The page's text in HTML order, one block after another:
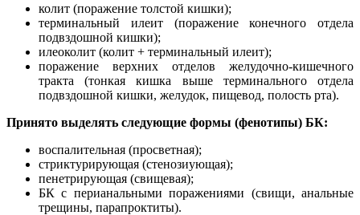
колит (поражение толстой кишки);
терминальный илеит (поражение конечного отдела
подвздошной кишки);
илеоколит (колит + терминальный илеит);
поражение верхних отделов желудочно-кишечного
тракта (тонкая кишка выше терминального отдела
подвздошной кишки, желудок, пищевод, полость рта).
Принято выделять следующие формы (фенотипы) БК:
воспалительная (просветная);
стриктурирующая (стенозиующая);
пенетрирующая (свищевая);
БК с перианальными поражениями (свищи, анальные
трещины, парапроктиты).